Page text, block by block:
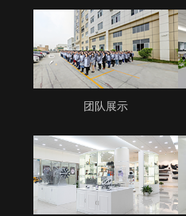
团队展示